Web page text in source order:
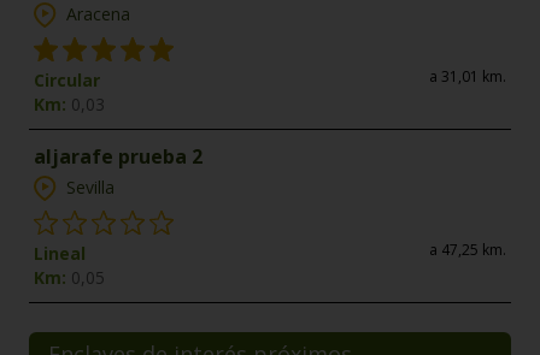
Aracena
Circular
Km: 0,03
a 31,01 km.
aljarafe prueba 2
Sevilla
Lineal
Km: 0,05
a 47,25 km.